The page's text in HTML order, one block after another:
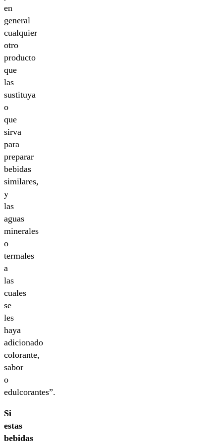
en
general
cualquier
otro
producto
que
las
sustituya
o
que
sirva
para
preparar
bebidas
similares,
y
las
aguas
minerales
o
termales
a
las
cuales
se
les
haya
adicionado
colorante,
sabor
o
edulcorantes”.
Si
estas
bebidas